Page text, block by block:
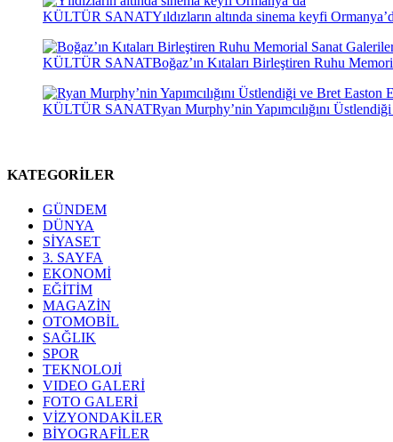
KÜLTÜR SANATYıldızların altında sinema keyfi
KÜLTÜR SANATBoğaz’ın Kıtaları Birleştiren Ruhu
KÜLTÜR SANATRyan Murphy’nin Yapımcılığını
KATEGORİLER
GÜNDEM
DÜNYA
SİYASET
3. SAYFA
EKONOMİ
EĞİTİM
MAGAZİN
OTOMOBİL
SAĞLIK
SPOR
TEKNOLOJİ
VIDEO GALERİ
FOTO GALERİ
VİZYONDAKİLER
BİYOGRAFİLER